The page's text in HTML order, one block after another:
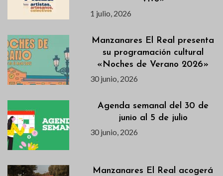
1 julio, 2026
Manzanares El Real presenta
su programación cultural
«Noches de Verano 2026»
30 junio, 2026
Agenda semanal del 30 de
junio al 5 de julio
30 junio, 2026
Manzanares El Real acogerá